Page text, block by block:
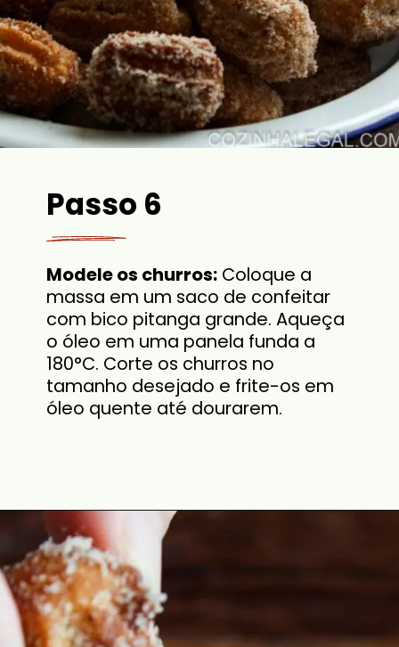
Passo 6
Modele os churros: Coloque a
massa em um saco de confeitar
com bico pitanga grande. Aqueça
o óleo em uma panela funda a
180°C. Corte os churros no
tamanho desejado e frite-os em
óleo quente até dourarem.
Opening